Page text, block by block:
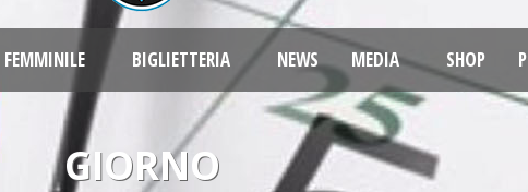
FEMMINILE BIGLIETTERIA NEWS MEDIA SHOP
GIORNO